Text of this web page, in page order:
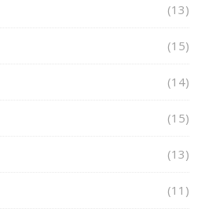
(13)
(15)
(14)
(15)
(13)
(11)